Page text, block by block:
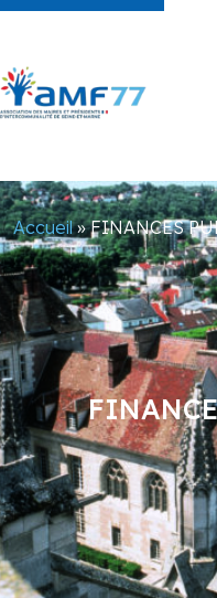
Accueil»FINANCES